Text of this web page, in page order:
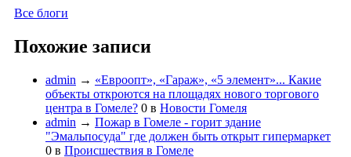
Все блоги
Похожие записи
admin → «Евроопт», «Гараж», «5 элемент»... Какие
объекты откроются на площадях нового торгового
центра в Гомеле? 0 в Новости Гомеля
admin → Пожар в Гомеле - горит здание
"Эмальпосуда" где должен быть открыт гипермаркет
0 в Происшествия в Гомеле